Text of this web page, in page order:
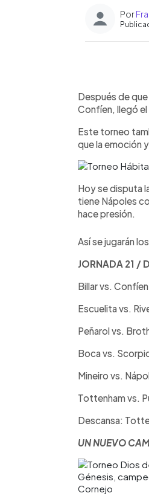
Por
►
Después de
Confíen, llegó
Este torneo
que la emoción
Hoy se disputa
tiene Nápoles
hace presión.
Así se jugarán
JORNADA 21 /
Billar vs.
Escuelita vs.
Peñarol vs.
Boca vs.
Mineiro vs.
Tottenham vs.
Descansa:
UN NUEVO
Génesis,
Cornejo